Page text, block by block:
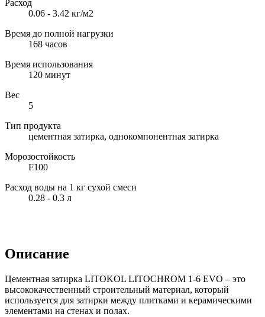
Расход
0.06 - 3.42 кг/м2
Время до полной нагрузки
168 часов
Время использования
120 минут
Вес
5
Тип продукта
цементная затирка, однокомпонентная затирка
Морозостойкость
F100
Расход воды на 1 кг сухой смеси
0.28 - 0.3 л
Описание
Цементная затирка LITOKOL LITOCHROM 1-6 EVO – это
высококачественный строительный материал, который
используется для затирки между плитками и керамическими
элементами на стенах и полах.